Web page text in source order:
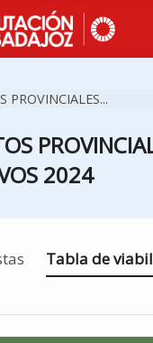
PROVINCIALES...
2024
Estás en
Tabla de